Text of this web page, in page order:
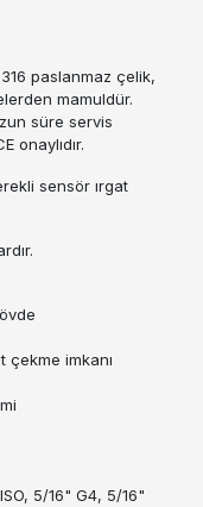
paslanmaz çelik,
mamuldür.
süre servis
onaylıdır.
sensör ırgat
çekme imkanı
5/16" G4, 5/16"